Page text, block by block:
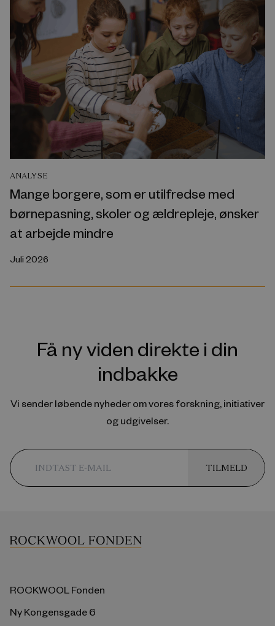
ANALYSE
Mange borgere, som er utilfredse med
børnepasning, skoler og ældrepleje, ønsker
at arbejde mindre
Juli 2026
Få ny viden direkte i din
indbakke
Vi sender løbende nyheder om vores forskning, initiativer
og udgivelser.
TILMELD
ROCKWOOL Fonden
Ny Kongensgade 6